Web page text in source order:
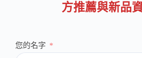
方推薦與新品
您的名字